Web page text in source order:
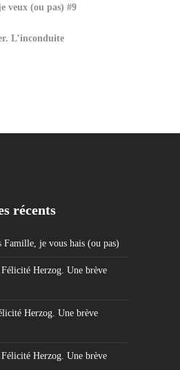
veux (ou pas) #9
L’inconduite
récents
Famille, je vous hais (ou pas)
Félicité Herzog. Une brève
Herzog. Une brève
Félicité Herzog. Une brève